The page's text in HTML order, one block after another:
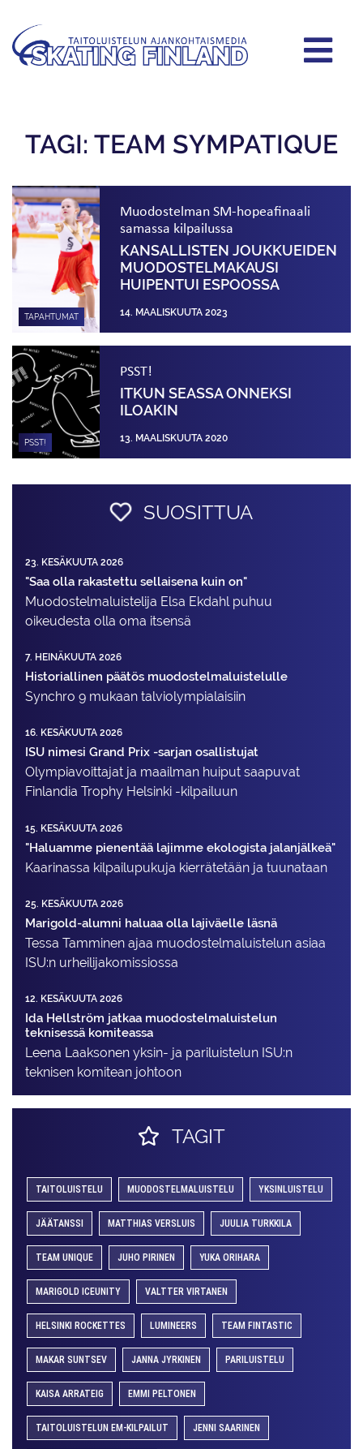
TAGI: TEAM SYMPATIQUE
TAPAHTUMAT
Muodostelman SM-hopeafinaali
samassa kilpailussa
KANSALLISTEN JOUKKUEIDEN
MUODOSTELMAKAUSI
HUIPENTUI ESPOOSSA
14. MAALISKUUTA 2023
PSST!
PSST!
ITKUN SEASSA ONNEKSI
ILOAKIN
13. MAALISKUUTA 2020
SUOSITTUA
23. KESÄKUUTA 2026
"Saa olla rakastettu sellaisena kuin on"
Muodostelma­luistelija Elsa Ekdahl puhuu
oikeudesta olla oma itsensä
7. HEINÄKUUTA 2026
Historiallinen päätös muodostelmaluistelulle
Synchro 9 mukaan talviolympialaisiin
16. KESÄKUUTA 2026
ISU nimesi Grand Prix -sarjan osallistujat
Olympiavoittajat ja maailman huiput saapuvat
Finlandia Trophy Helsinki -kilpailuun
15. KESÄKUUTA 2026
"Haluamme pienentää lajimme ekologista jalanjälkeä"
Kaarinassa kilpailupukuja kierrätetään ja tuunataan
25. KESÄKUUTA 2026
Marigold-alumni haluaa olla lajiväelle läsnä
Tessa Tamminen ajaa muodostelma­luistelun asiaa
ISU:n urheilija­komissiossa
12. KESÄKUUTA 2026
Ida Hellström jatkaa muodostelmaluistelun
teknisessä komiteassa
Leena Laaksonen yksin- ja pariluistelun ISU:n
teknisen komitean johtoon
TAGIT
TAITOLUISTELU MUODOSTELMALUISTELU YKSINLUISTELU
JÄÄTANSSI MATTHIAS VERSLUIS JUULIA TURKKILA
TEAM UNIQUE JUHO PIRINEN YUKA ORIHARA
MARIGOLD ICEUNITY VALTTER VIRTANEN
HELSINKI ROCKETTES LUMINEERS TEAM FINTASTIC
MAKAR SUNTSEV JANNA JYRKINEN PARILUISTELU
KAISA ARRATEIG EMMI PELTONEN
TAITOLUISTELUN EM-KILPAILUT JENNI SAARINEN